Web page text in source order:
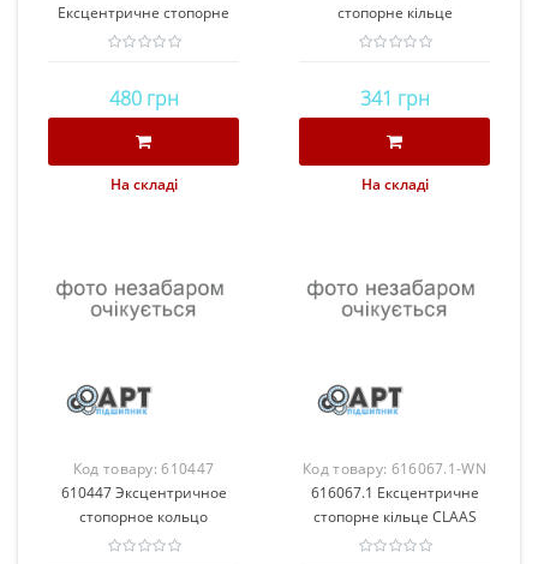
Ексцентричне стопорне
кільце
480 грн
На складі
стопорне кільце
341 грн
На складі
Код товару:610447
610447 Эксцентричное
стопорное кольцо
AZ10045 CLAAS (AGD)
Код товару: 616067.1-WN
616067.1 Ексцентричне
стопорне кільце CLAAS
(JAG)